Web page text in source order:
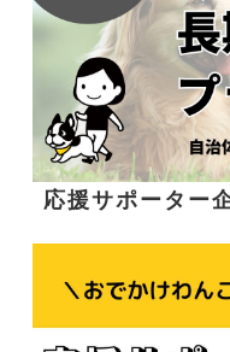
応援サポーター